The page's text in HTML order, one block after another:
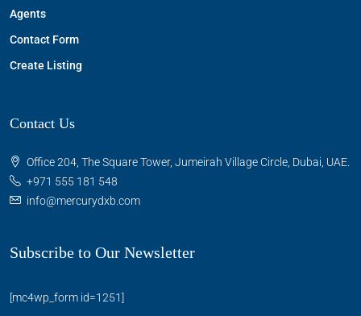
Agents
Contact Form
Create Listing
Contact Us
Office 204, The Square Tower, Jumeirah Village Circle, Dubai, UAE.
+971 555 181 548
info@mercurydxb.com
Subscribe to Our Newsletter
[mc4wp_form id=1251]